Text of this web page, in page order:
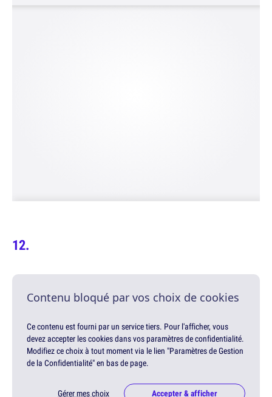
Contenu bloqué par vos choix de cookies
Ce contenu est fourni par un service tiers. Pour l'afficher, vous
devez accepter les cookies dans vos paramètres de confidentialité.
Modifiez ce choix à tout moment via le lien "Paramètres de Gestion
de la Confidentialité" en bas de page.
Gérer mes choix Accepter & afficher